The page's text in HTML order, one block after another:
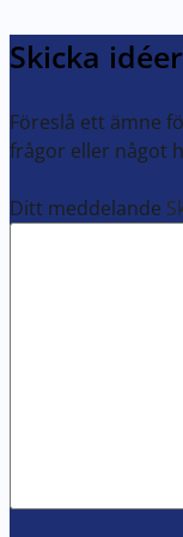
Skicka
Föreslå ett ämne
frågor eller något
Ditt meddelande